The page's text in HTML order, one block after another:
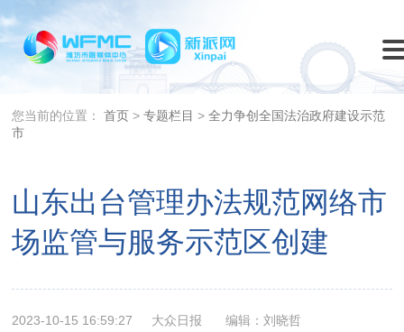
您当前的位置：首页 >专题栏目 >全力争创全国法治政府建设示范
市
山东出台管理办法规范网络市
场监管与服务示范区创建
2023-10-15 16:59:27 大众日报 编辑：刘晓哲